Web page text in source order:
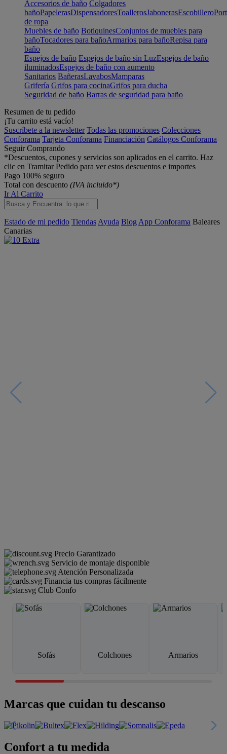
Accesorios de baño Colgadores
bañoPapelerasDispensadoresToallerosJabonerasEscobillero
de ropa
Muebles de baño BotiquinesConjuntos de muebles para
bañoTocadores para bañoArmarios para bañoRepisa para
baño
Espejos de baño Espejos de baño sin LuzEspejos de baño
iluminadosEspejos de baño con aumento
Sanitarios BañerasLavabosMamparas
Grifería Grifos para cocinaGrifos para ducha
Seguridad de baño Barras de seguridad para baño
Resumen de tu pedido
¡Tu carrito está vacío!
Suscríbete a la newsletter Todas las promociones Colecciones
Conforama Tarjeta Conforama Financiación Catálogos Conforama
Seguir Comprando
*Descuentos, cupones y servicios son aplicados en el carrito. Haz
clic en Tramitar Pedido para ver estos descuentos e importes
Pago 100% seguro
Total con descuento (IVA incluido*)
Ir Al Carrito
Estado de mi pedido Tiendas Ayuda Blog App Conforama Baleares
Canarias
Precio Garantizado
Servicio de montaje disponible
Atención Personalizada
Financia tus compras fácilmente
Club Confo
Sofás Colchones Armarios
Marcas que cuidan tu descanso
Confort a tu medida